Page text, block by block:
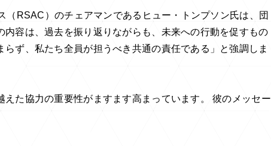
RSAC）のチェアマンであるヒュー・トンプソン氏は、団
容は、過去を振り返りながらも、未来への行動を促すもの
ず、私たち全員が担うべき共通の責任である」と強調しま
た協力の重要性がますます高まっています。 彼のメッセー